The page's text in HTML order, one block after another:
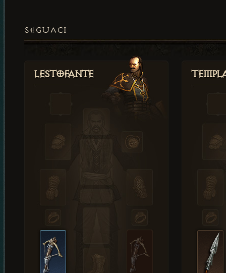
SEGUACI
Lestofante